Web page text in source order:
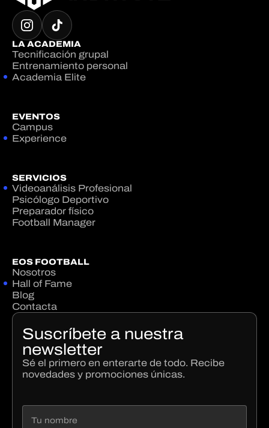
LA ACADEMIA
Tecnificación grupal
Entrenamiento personal
Academia Elite
EVENTOS
Campus
Experience
SERVICIOS
Videoanálisis Profesional
Psicólogo Deportivo
Preparador físico
Football Manager
EOS FOOTBALL
Nosotros
Hall of Fame
Blog
Contacta
Suscríbete a nuestra
newsletter
Sé el primero en enterarte de todo. Recibe
novedades y promociones únicas.